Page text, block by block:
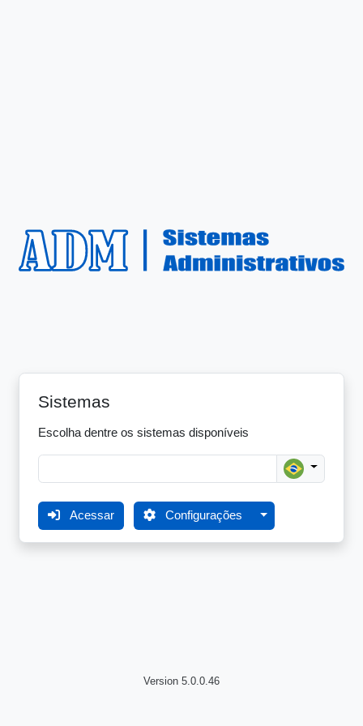
Sistemas
Escolha dentre os sistemas disponíveis
Acessar Configurações
Version 5.0.0.46